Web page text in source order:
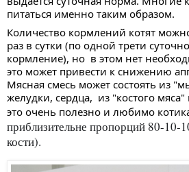
питаться именно таким образом.
Количество кормлений котят
раз в сутки (по одной трети
кормление), но  в этом нет
это может привести к снижению
Мясная смесь может состоять из
желудки, сердца,  из "костого
это очень полезно и любимо
приблизительне пропорций 80-
кости).